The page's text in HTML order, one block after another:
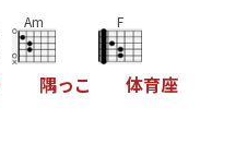
Am
隅っこ
F
体育座